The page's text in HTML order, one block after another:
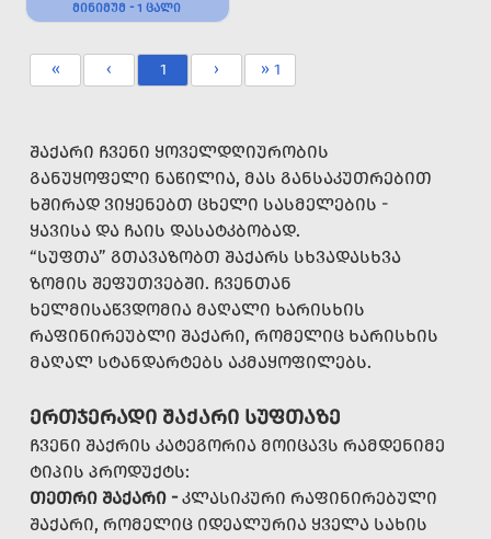
ᲛᲘᲜᲘᲛᲣᲛ - 1 ᲪᲐᲚᲘ
« ‹ 1 › » 1
ᲨᲐᲥᲐᲠᲘ ᲩᲕᲔᲜᲘ ᲧᲝᲕᲔᲚᲓᲦᲘᲣᲠᲝᲑᲘᲡ
ᲒᲐᲜᲣᲧᲝᲤᲔᲚᲘ ᲜᲐᲬᲘᲚᲘᲐ, ᲛᲐᲡ ᲒᲐᲜᲡᲐᲙᲣᲗᲠᲔᲑᲘᲗ
ᲮᲨᲘᲠᲐᲓ ᲕᲘᲧᲔᲜᲔᲑᲗ ᲪᲮᲔᲚᲘ ᲡᲐᲡᲛᲔᲚᲔᲑᲘᲡ -
ᲧᲐᲕᲘᲡᲐ ᲓᲐ ᲩᲐᲘᲡ ᲓᲐᲡᲐᲢᲙᲑᲝᲑᲐᲓ.
“ᲡᲣᲤᲗᲐ” ᲒᲗᲐᲕᲐᲖᲝᲑᲗ ᲨᲐᲥᲐᲠᲡ ᲡᲮᲕᲐᲓᲐᲡᲮᲕᲐ
ᲖᲝᲛᲘᲡ ᲨᲔᲤᲣᲗᲕᲔᲑᲨᲘ. ᲩᲕᲔᲜᲗᲐᲜ
ᲮᲔᲚᲛᲘᲡᲐᲬᲕᲓᲝᲛᲘᲐ ᲛᲐᲦᲐᲚᲘ ᲮᲐᲠᲘᲡᲮᲘᲡ
ᲠᲐᲤᲘᲜᲘᲠᲔᲣᲑᲚᲘ ᲨᲐᲥᲐᲠᲘ, ᲠᲝᲛᲔᲚᲘᲪ ᲮᲐᲠᲘᲡᲮᲘᲡ
ᲛᲐᲦᲐᲚ ᲡᲢᲐᲜᲓᲐᲠᲢᲔᲑᲡ ᲐᲙᲛᲐᲧᲝᲤᲘᲚᲔᲑᲡ.
ᲔᲠᲗᲯᲔᲠᲐᲓᲘ ᲨᲐᲥᲐᲠᲘ ᲡᲣᲤᲗᲐᲖᲔ
ᲩᲕᲔᲜᲘ ᲨᲐᲥᲠᲘᲡ ᲙᲐᲢᲔᲒᲝᲠᲘᲐ ᲛᲝᲘᲪᲐᲕᲡ ᲠᲐᲛᲓᲔᲜᲘᲛᲔ
ᲢᲘᲞᲘᲡ ᲞᲠᲝᲓᲣᲥᲢᲡ:
ᲗᲔᲗᲠᲘ ᲨᲐᲥᲐᲠᲘ -ᲙᲚᲐᲡᲘᲙᲣᲠᲘ ᲠᲐᲤᲘᲜᲘᲠᲔᲑᲣᲚᲘ
ᲨᲐᲥᲐᲠᲘ, ᲠᲝᲛᲔᲚᲘᲪ ᲘᲓᲔᲐᲚᲣᲠᲘᲐ ᲧᲕᲔᲚᲐ ᲡᲐᲮᲘᲡ